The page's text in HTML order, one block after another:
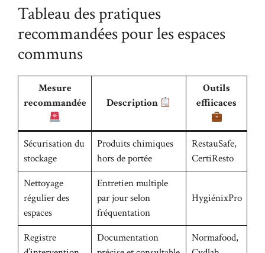
Tableau des pratiques
recommandées pour les espaces
communs
Mesure
recommandée
Description
Outils
efficaces
Sécurisation du
stockage
Produits chimiques
hors de portée
RestauSafe,
CertiResto
Nettoyage
régulier des
espaces
Entretien multiple
par jour selon
fréquentation
HygiénixPro
Registre
Documentation
Normafood,